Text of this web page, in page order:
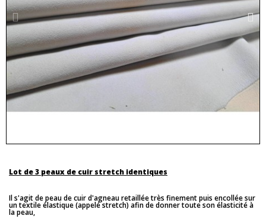
Lot de 3 peaux de cuir stretch identiques
Il s'agit de peau de cuir d'agneau retaillée très finement puis encollée sur
un textile élastique (appelé stretch) afin de donner toute son élasticité à
la peau,